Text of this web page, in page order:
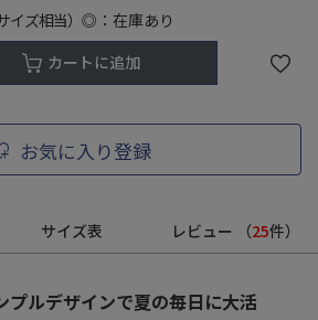
イズ相当） ◎：在庫あり
カートに追加
お気に入り登録
サイズ表 レビュー （25件）
プルデザインで夏の毎日に大活